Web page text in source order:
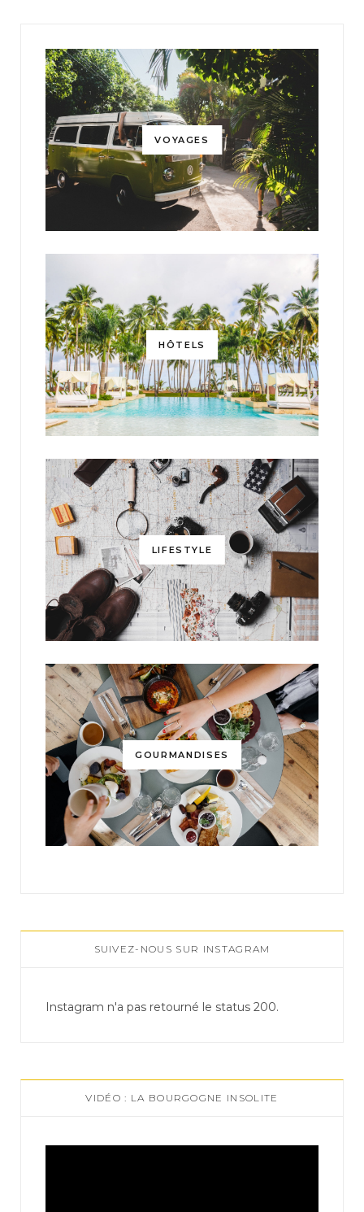
VOYAGES
HÔTELS
LIFESTYLE
GOURMANDISES
SUIVEZ-NOUS SUR INSTAGRAM
Instagram n'a pas retourné le status 200.
VIDÉO : LA BOURGOGNE INSOLITE